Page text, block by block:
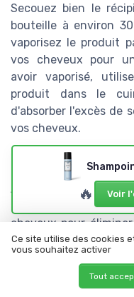
Secouez bien le
bouteille à environ
vaporisez le produit
vos cheveux pour
avoir vaporisé,
produit dans le
d'absorber l'excès de
vos cheveux.
Brushing et
Attendez quelques
que le shampoing
cheveux pour
produit
brosse selon la
souhaitez plus de
léger brushing.
🔥 Voir
Ce site utilise des cookies
vous souhaitez activer
Tout